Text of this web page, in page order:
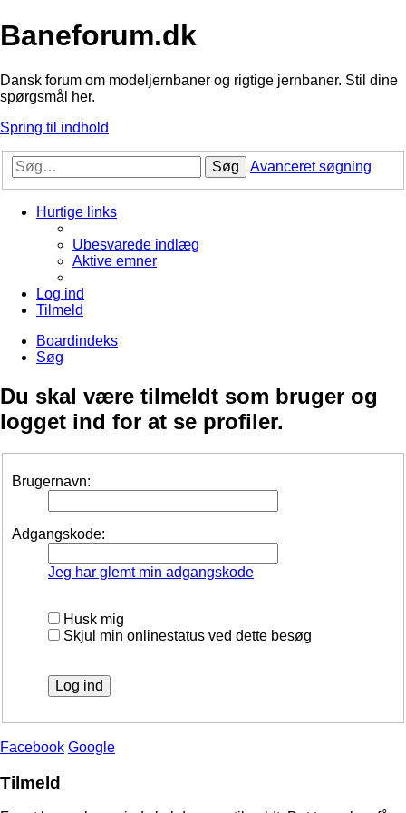
Baneforum.dk
Dansk forum om modeljernbaner og rigtige jernbaner. Stil dine
spørgsmål her.
Spring til indhold
Søg Avanceret søgning
Hurtige links
Ubesvarede indlæg
Aktive emner
Log ind
Tilmeld
Boardindeks
Søg
Du skal være tilmeldt som bruger og
logget ind for at se profiler.
Brugernavn:
Adgangskode:
Jeg har glemt min adgangskode
Husk mig
Skjul min onlinestatus ved dette besøg
Facebook Google
Tilmeld